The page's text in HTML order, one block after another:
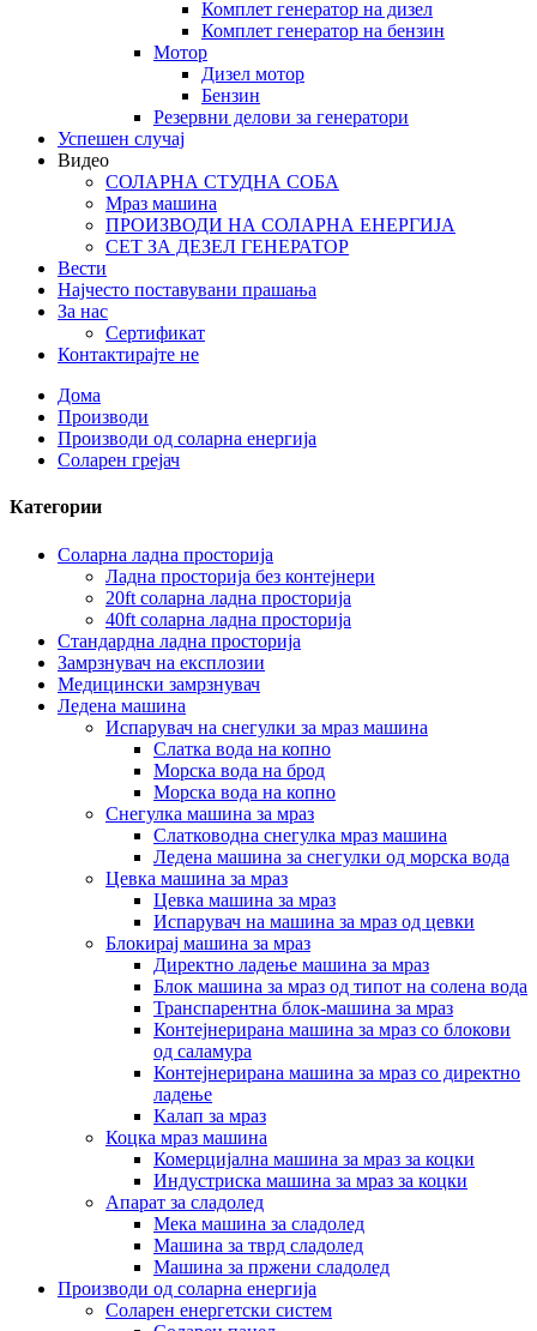
Комплет генератор на дизел
Комплет генератор на бензин
Мотор
Дизел мотор
Бензин
Резервни делови за генератори
Успешен случај
Видео
СОЛАРНА СТУДНА СОБА
Мраз машина
ПРОИЗВОДИ НА СОЛАРНА ЕНЕРГИЈА
СЕТ ЗА ДЕЗЕЛ ГЕНЕРАТОР
Вести
Најчесто поставувани прашања
За нас
Сертификат
Контактирајте не
Дома
Производи
Производи од соларна енергија
Соларен грејач
Категории
Соларна ладна просторија
Ладна просторија без контејнери
20ft соларна ладна просторија
40ft соларна ладна просторија
Стандардна ладна просторија
Замрзнувач на експлозии
Медицински замрзнувач
Ледена машина
Испарувач на снегулки за мраз машина
Слатка вода на копно
Морска вода на брод
Морска вода на копно
Снегулка машина за мраз
Слатководна снегулка мраз машина
Ледена машина за снегулки од морска вода
Цевка машина за мраз
Цевка машина за мраз
Испарувач на машина за мраз од цевки
Блокирај машина за мраз
Директно ладење машина за мраз
Блок машина за мраз од типот на солена вода
Транспарентна блок-машина за мраз
Контејнерирана машина за мраз со блокови
од саламура
Контејнерирана машина за мраз со директно
ладење
Калап за мраз
Коцка мраз машина
Комерцијална машина за мраз за коцки
Индустриска машина за мраз за коцки
Апарат за сладолед
Мека машина за сладолед
Машина за тврд сладолед
Машина за пржени сладолед
Производи од соларна енергија
Соларен енергетски систем